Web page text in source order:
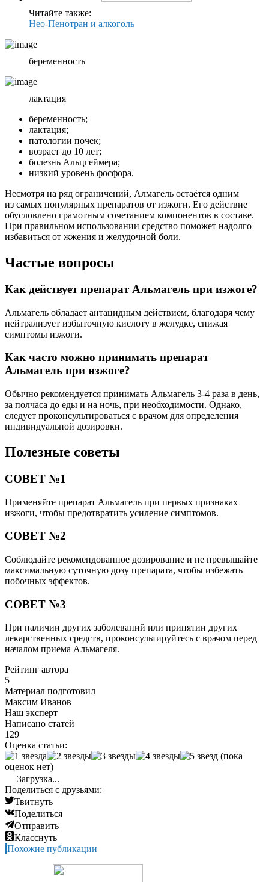
Читайте также:
Нео-Пенотран и алкоголь
беременность
лактация
беременность;
лактация;
патологии почек;
возраст до 10 лет;
болезнь Альцгеймера;
низкий уровень фосфора.
Несмотря на ряд ограничений, Алмагель остаётся одним
из самых популярных препаратов от изжоги. Его действие
обусловлено грамотным сочетанием компонентов в составе.
При правильном использовании средство поможет надолго
избавиться от жжения и желудочной боли.
Частые вопросы
Как действует препарат Альмагель при изжоге?
Альмагель обладает антацидным действием, благодаря чему
нейтрализует избыточную кислоту в желудке, снижая
симптомы изжоги.
Как часто можно принимать препарат
Альмагель при изжоге?
Обычно рекомендуется принимать Альмагель 3-4 раза в день,
за полчаса до еды и на ночь, при необходимости. Однако,
следует проконсультироваться с врачом для определения
индивидуальной дозировки.
Полезные советы
СОВЕТ №1
Применяйте препарат Альмагель при первых признаках
изжоги, чтобы предотвратить усиление симптомов.
СОВЕТ №2
Соблюдайте рекомендованное дозирование и не превышайте
максимальную суточную дозу препарата, чтобы избежать
побочных эффектов.
СОВЕТ №3
При наличии других заболеваний или принятии других
лекарственных средств, проконсультируйтесь с врачом перед
началом приема Альмагеля.
Рейтинг автора
5
Материал подготовил
Максим Иванов
Наш эксперт
Написано статей
129
Оценка статьи:
(пока
оценок нет)
Загрузка...
Поделиться с друзьями:
Твитнуть
Поделиться
Отправить
Класснуть
Похожие публикации